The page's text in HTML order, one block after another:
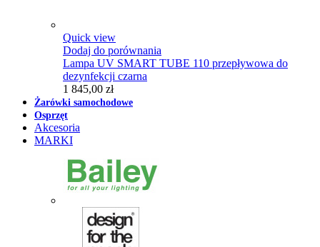
Quick view
Dodaj do porównania
Lampa UV SMART TUBE 110 przepływowa do
dezynfekcji czarna
1 845,00 zł
Żarówki samochodowe
Osprzęt
Akcesoria
MARKI